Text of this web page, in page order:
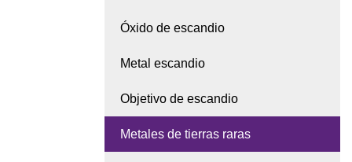
Óxido de escandio
Metal escandio
Objetivo de escandio
Metales de tierras raras